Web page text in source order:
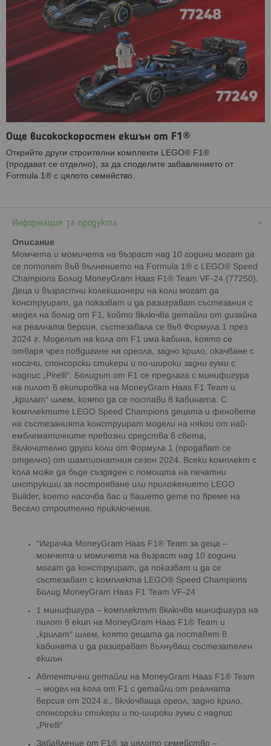
Още високоскоростен екшън от F1®
Открийте други строителни комплекти LEGO® F1®
(продават се отделно), за да споделите забавлението от
Formula 1® с цялото семейство.
Информация за продукта
Описание
Момчета и момичета на възраст над 10 години могат да
се потопят във вълнението на Formula 1® с LEGO® Speed
Champions Болид MoneyGram Haas F1® Team VF-24 (77250).
Деца и възрастни колекционери на коли могат да
конструират, да показват и да разиграват състезания с
модел на болид от F1, който включва детайли от дизайна
на реалната версия, състезавала се във Формула 1 през
2024 г. Моделът на кола от F1 има кабина, която се
отваря чрез повдигане на ореола, задно крило, окачване с
носачи, спонсорски стикери и по-широки задни гуми с
надпис „Pirelli“. Болидът от F1 се предлага с минифигура
на пилот в екипировка на MoneyGram Haas F1 Team и
„крилат“ шлем, която да се постави в кабината. С
комплектите LEGO Speed Champions децата и феновете
на състезанията конструират модели на някои от най-
емблематичните превозни средства в света,
включително други коли от Формула 1 (продават се
отделно) от шампионатния сезон 2024. Всеки комплект с
кола може да бъде създаден с помощта на печатни
инструкции за построяване или приложението LEGO
Builder, което насочва вас и вашето дете по време на
весело строително приключение.
"Играчка MoneyGram Haas F1® Team за деца –
момчета и момичета на възраст над 10 години
могат да конструират, да показват и да се
състезават с комплекта LEGO® Speed Champions
Болид MoneyGram Haas F1 Team VF-24
1 минифигура – комплектът включва минифигура на
пилот в екип на MoneyGram Haas F1® Team и
„крилат“ шлем, която децата да поставят в
кабината и да разиграват вълнуващ състезателен
екшън
Автентични детайли на MoneyGram Haas F1® Team
– модел на кола от F1 с детайли от реалната
версия от 2024 г., включваща ореол, задно крило,
спонсорски стикери и по-широки гуми с надпис
„Pirelli“
Забавление от F1® за цялото семейство –